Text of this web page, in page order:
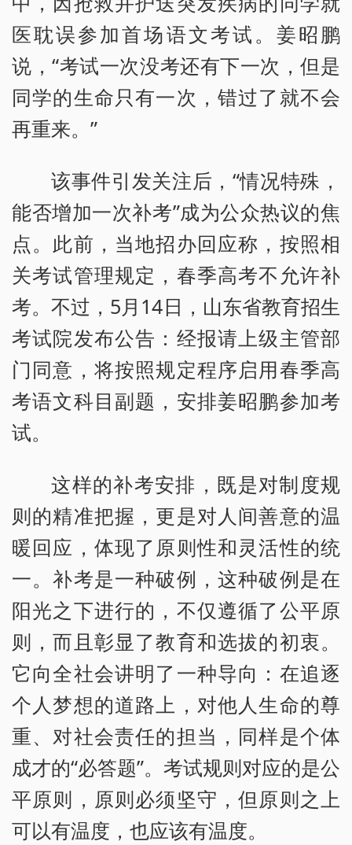
医耽误参加首场语文考试。姜昭鹏
说，“考试一次没考还有下一次，但是
同学的生命只有一次，错过了就不会
再重来。”
该事件引发关注后，“情况特殊，
能否增加一次补考”成为公众热议的焦
点。此前，当地招办回应称，按照相
关考试管理规定，春季高考不允许补
考。不过，5月14日，山东省教育招生
考试院发布公告：经报请上级主管部
门同意，将按照规定程序启用春季高
考语文科目副题，安排姜昭鹏参加考
试。
这样的补考安排，既是对制度规
则的精准把握，更是对人间善意的温
暖回应，体现了原则性和灵活性的统
一。补考是一种破例，这种破例是在
阳光之下进行的，不仅遵循了公平原
则，而且彰显了教育和选拔的初衷。
它向全社会讲明了一种导向：在追逐
个人梦想的道路上，对他人生命的尊
重、对社会责任的担当，同样是个体
成才的“必答题”。考试规则对应的是公
平原则，原则必须坚守，但原则之上
可以有温度，也应该有温度。